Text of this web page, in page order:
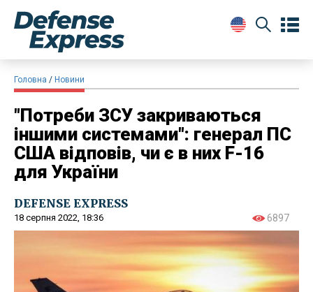
Головна Новини
"Потреби ЗСУ закриваються
іншими системами": генерал ПС
США відповів, чи є в них F-16
для України
DEFENSE EXPRESS
18 серпня 2022, 18:36 6897